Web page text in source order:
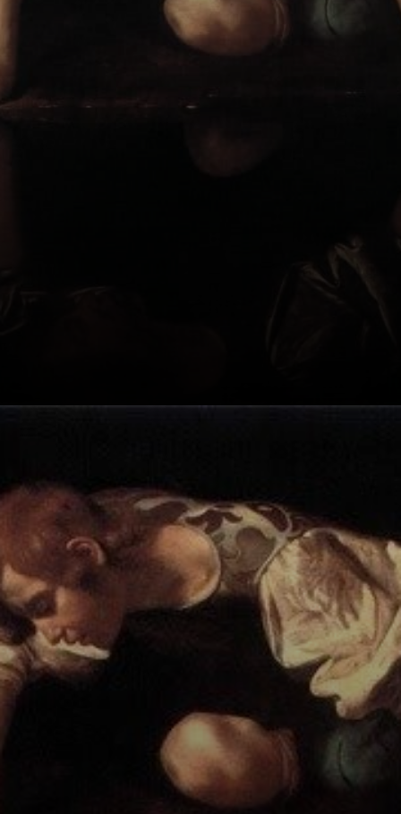
luz e a sombra de
maneira magistral
para criar um
clima de
introspecção e
melancolia.